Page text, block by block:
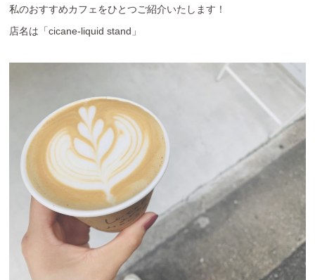
私のおすすめカフェをひとつご紹介いたします！
店名は「cicane-liquid stand」